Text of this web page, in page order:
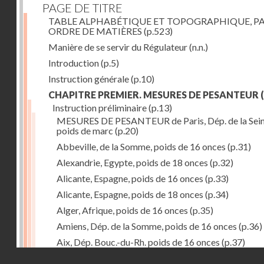
PAGE DE TITRE
TABLE ALPHABÉTIQUE ET TOPOGRAPHIQUE,
ORDRE DE MATIÈRES (p.523)
Manière de se servir du Régulateur(n.n.)
Introduction(p.5)
Instruction générale(p.10)
CHAPITRE PREMIER. MESURES DE PESANTEUR
Instruction préliminaire(p.13)
MESURES DE PESANTEUR de Paris, Dép. de la
poids de marc (p.20)
Abbeville, de la Somme, poids de 16 onces (p.31)
Alexandrie, Egypte, poids de 18 onces (p.32)
Alicante, Espagne, poids de 16 onces (p.33)
Alicante, Espagne, poids de 18 onces (p.34)
Alger, Afrique, poids de 16 onces (p.35)
Amiens, Dép. de la Somme, poids de 16 onces (p.36)
Aix, Dép. Bouc.-du-Rh. poids de 16 onces (p.37)